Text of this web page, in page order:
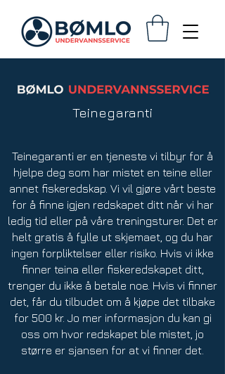
Teinegaranti
Teinegaranti er en tjeneste vi tilbyr for å
hjelpe deg som har mistet en teine eller
annet fiskeredskap. Vi vil gjøre vårt beste
for å finne igjen redskapet ditt når vi har
ledig tid eller på våre treningsturer. Det er
helt gratis å fylle ut skjemaet, og du har
ingen forpliktelser eller risiko. Hvis vi ikke
finner teina eller fiskeredskapet ditt,
trenger du ikke å betale noe. Hvis vi finner
det, får du tilbudet om å kjøpe det tilbake
for 500 kr. Jo mer informasjon du kan gi
oss om hvor redskapet ble mistet, jo
større er sjansen for at vi finner det.